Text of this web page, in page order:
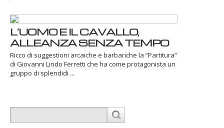
L’UOMO E IL CAVALLO,
ALLEANZA SENZA TEMPO
Ricco di suggestioni arcaiche e barbariche la “Partitura”
di Giovanni Lindo Ferretti che ha come protagonista un
gruppo di splendidi ...